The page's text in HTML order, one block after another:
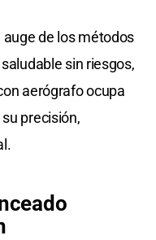
de los métodos
sin riesgos,
aerógrafo ocupa
precisión,